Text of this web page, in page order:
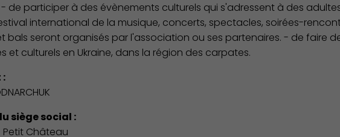
de participer à des évènements culturels qui s'adressent à des
international de la musique, concerts, spectacles, soirées-
bals seront organisés par l'association ou ses partenaires. - de faire
et culturels en Ukraine, dans la région des carpates.
:
siège social :
Petit Château